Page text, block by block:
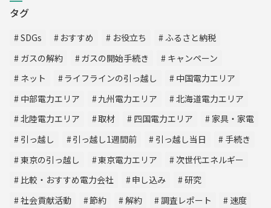
タグ
SDGs おすすめ お役立ち
ふるさと納税
ガスの解約
ガスの開始手続き
キャンペーン
ネット
ライフラインの引っ越し
中国電力エリア
中部電力エリア
九州電力エリア
北海道電力エリア
北陸電力エリア
取材 四国電力エリア
家具・家電
引っ越し
引っ越し1週間前 引っ越し当日
手続き
東京の引っ越し
東京電力エリア
次世代エネルギー
比較・おすすめ電力会社
申し込み
研究
社会貢献活動
節約 解約 調査レポート
速度